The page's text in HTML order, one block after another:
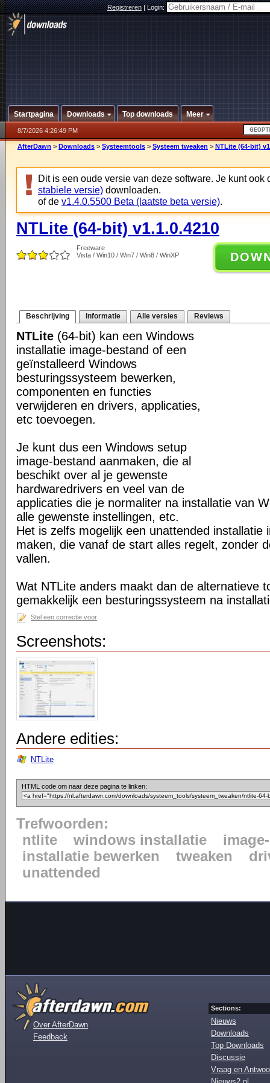
Registreren|Login:
Startpagina Downloads Top downloads Meer
8/7/2026 4:26:49 PM
AfterDawn > Downloads > Systeemtools > Systeem tweaken > NTLite (64-bit)
Dit is een oude versie van deze software. Je kunt ook
stabiele versie) downloaden.
of de v1.4.0.5500 Beta (laatste beta versie).
NTLite (64-bit) v1.1.0.4210
Freeware
Vista / Win10 / Win7 / Win8 / WinXP
Beschrijving Informatie Alle versies Reviews
NTLite (64-bit) kan een Windows
installatie image-bestand of een
geïnstalleerd Windows
besturingssysteem bewerken,
componenten en functies
verwijderen en drivers, applicaties,
etc toevoegen.
Je kunt dus een Windows setup
image-bestand aanmaken, die al
beschikt over al je gewenste
hardwaredrivers en veel van de
applicaties die je normaliter na installatie van
alle gewenste instellingen, etc.
Het is zelfs mogelijk een unattended installatie
maken, die vanaf de start alles regelt, zonder
vallen.
Wat NTLite anders maakt dan de alternatieve
gemakkelijk een besturingssysteem na
Stel een correctie voor
Screenshots:
Andere edities:
NTLite
HTML code om naar deze pagina te linken:
Trefwoorden:
ntlite
windows installatie
installatie bewerken
tweaken
unattended
Over AfterDawn
Feedback
Sections:
Nieuws
Downloads
Top Downloads
Discussie
Vraag en